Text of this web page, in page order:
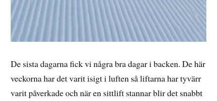
De sista dagarna fick vi några bra dagar i backen. De här
veckorna har det varit isigt i luften så liftarna har tyvärr
varit påverkade och när en sittlift stannar blir det snabbt